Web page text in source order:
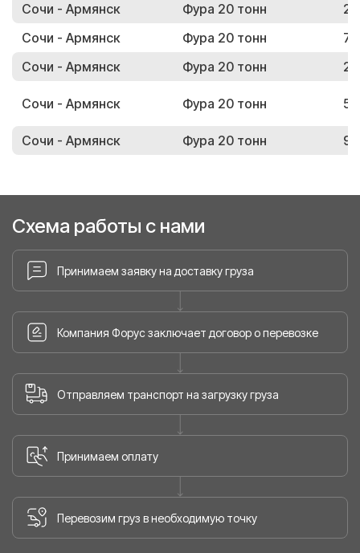
Сочи - Армянск
Фура 20 тонн
Сочи - Армянск
Фура 20 тонн
Сочи - Армянск
Фура 20 тонн
Сочи - Армянск Фура 20 тонн
Сочи - Армянск Фура 20 тонн
Схема работы с нами
Принимаем заявку на доставку груза
Компания Форус заключает договор о перевозке
Отправляем транспорт на загрузку груза
Принимаем оплату
Перевозим груз в необходимую точку